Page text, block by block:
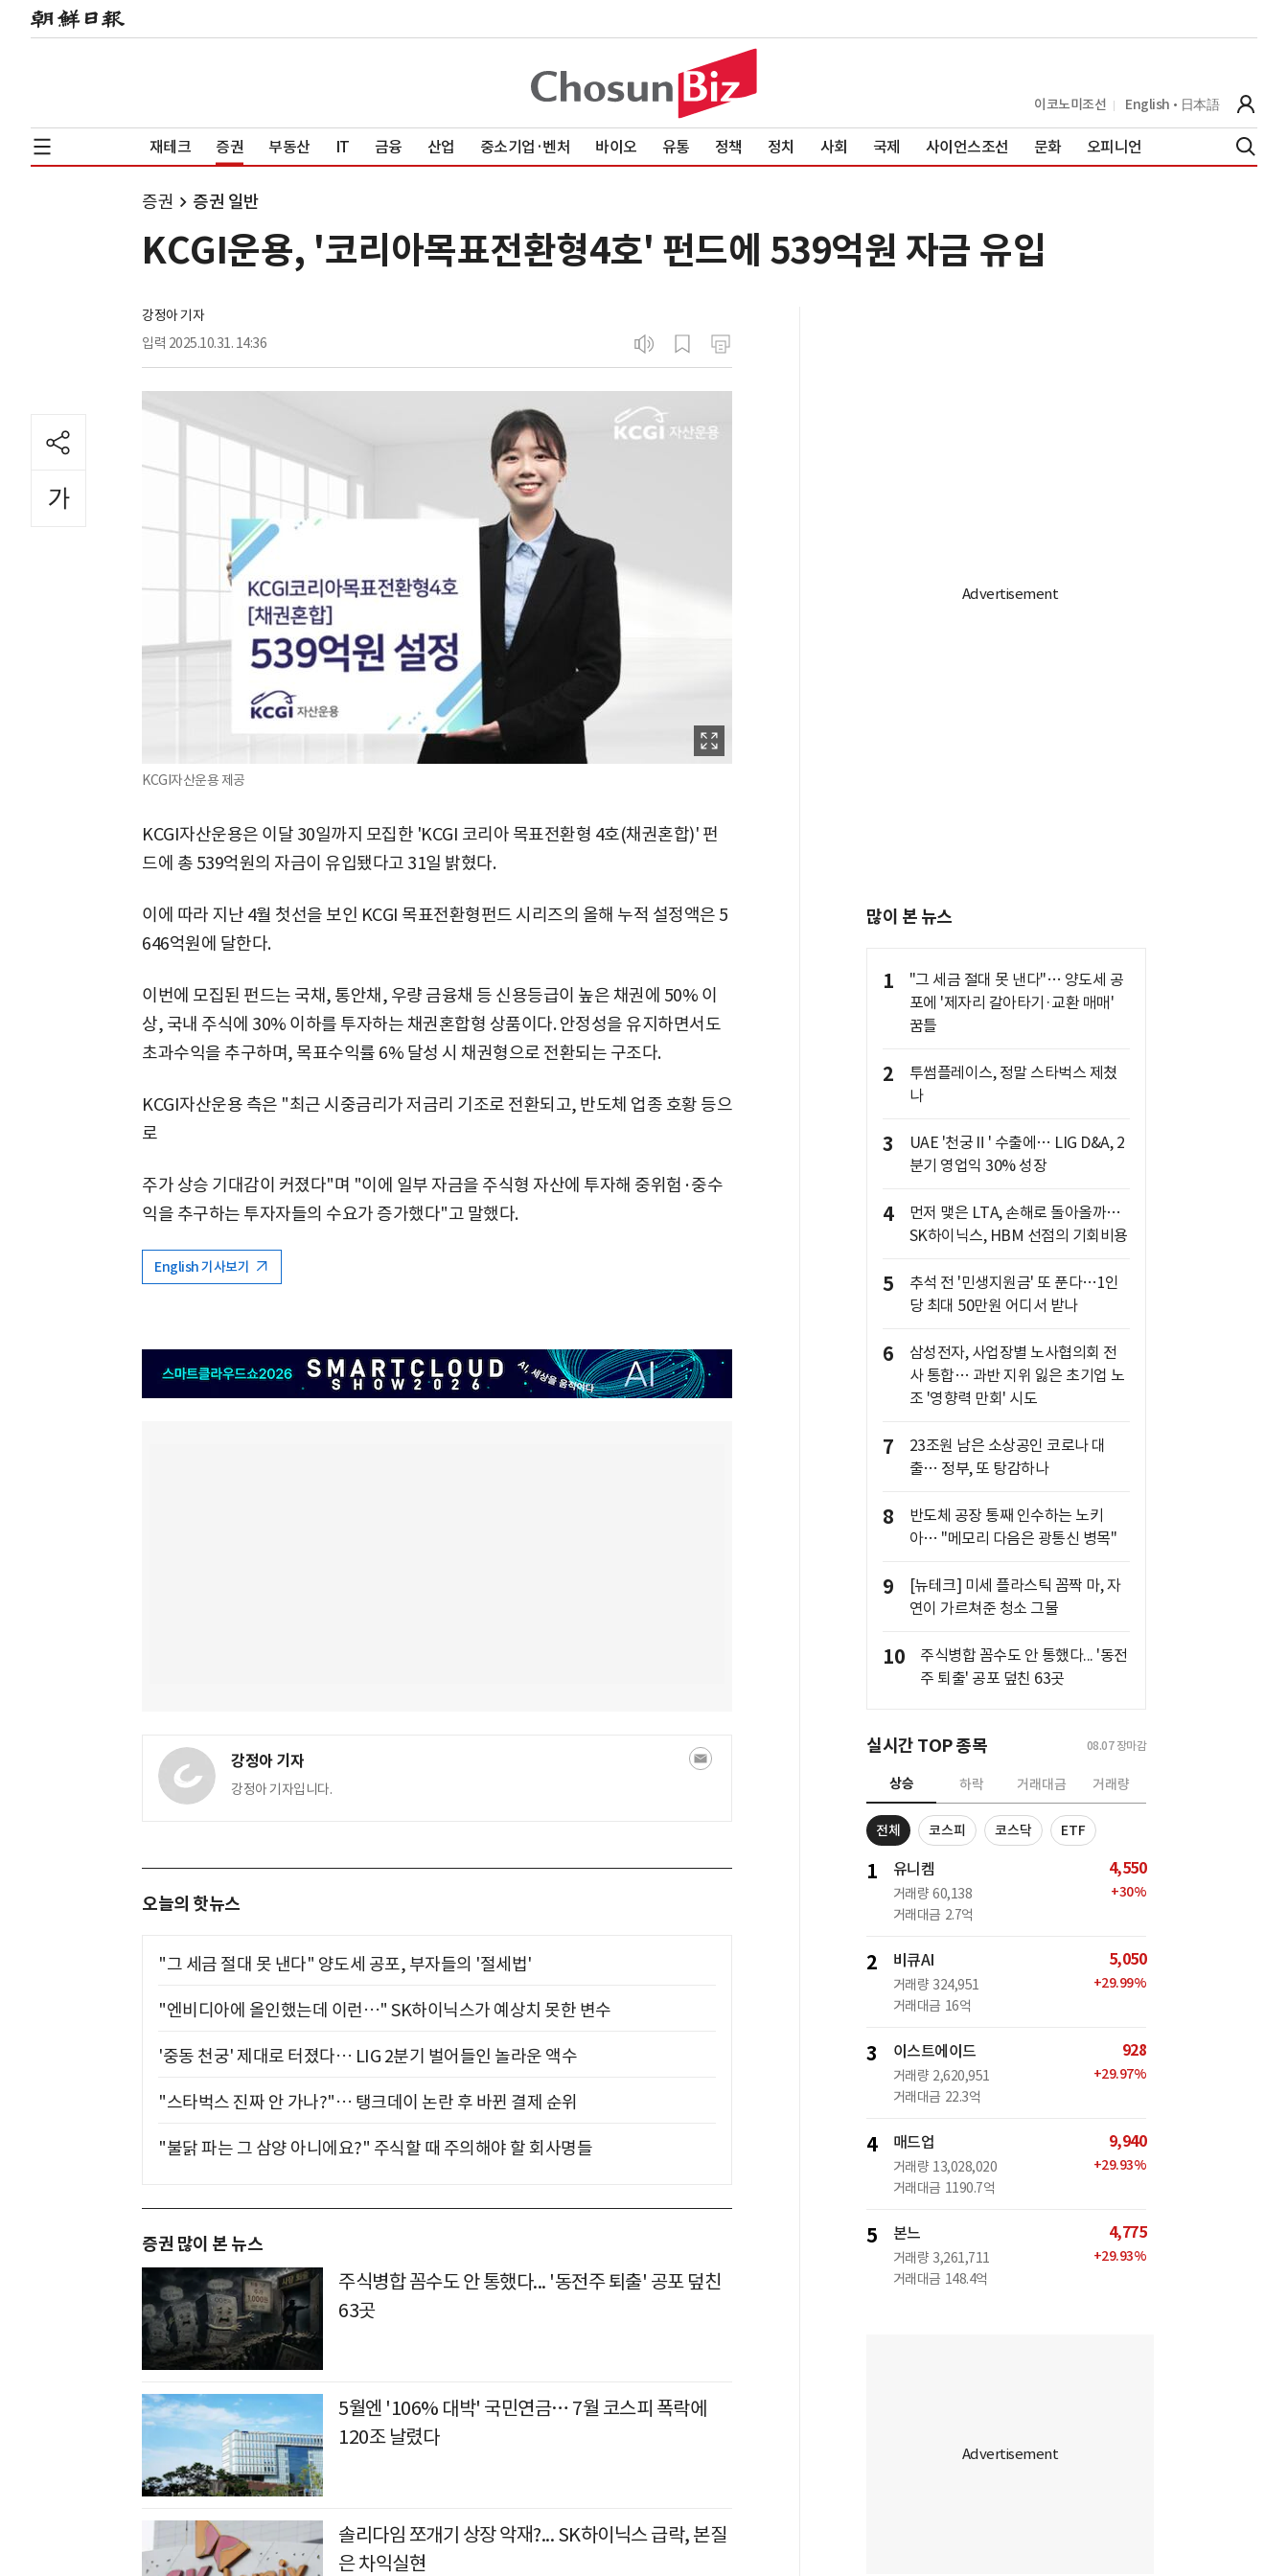
이코노미조선 English 日本語
재테크 증권 부동산 IT 금융 산업 중소기업·벤처 바이오 유통 정책 정치 사회 국제 사이언스조선 문화 오피니언
증권 증권 일반
KCGI운용, '코리아목표전환형4호' 펀드에 539억원 자금 유입
강정아 기자
입력 2025.10.31. 14:36
KCGI자산운용 제공
KCGI자산운용은 이달 30일까지 모집한 'KCGI 코리아 목표전환형 4호(채권혼합)' 펀
드에 총 539억원의 자금이 유입됐다고 31일 밝혔다.
이에 따라 지난 4월 첫선을 보인 KCGI 목표전환형펀드 시리즈의 올해 누적 설정액은 5
646억원에 달한다.
이번에 모집된 펀드는 국채, 통안채, 우량 금융채 등 신용등급이 높은 채권에 50% 이
상, 국내 주식에 30% 이하를 투자하는 채권혼합형 상품이다. 안정성을 유지하면서도
초과수익을 추구하며, 목표수익률 6% 달성 시 채권형으로 전환되는 구조다.
KCGI자산운용 측은 "최근 시중금리가 저금리 기조로 전환되고, 반도체 업종 호황 등으
로
주가 상승 기대감이 커졌다"며 "이에 일부 자금을 주식형 자산에 투자해 중위험·중수
익을 추구하는 투자자들의 수요가 증가했다"고 말했다.
English 기사보기
강정아 기자
강정아 기자입니다.
오늘의 핫뉴스
"그 세금 절대 못 낸다" 양도세 공포, 부자들의 '절세법'
"엔비디아에 올인했는데 이런…" SK하이닉스가 예상치 못한 변수
'중동 천궁' 제대로 터졌다… LIG 2분기 벌어들인 놀라운 액수
"스타벅스 진짜 안 가나?"… 탱크데이 논란 후 바뀐 결제 순위
"불닭 파는 그 삼양 아니에요?" 주식할 때 주의해야 할 회사명들
증권 많이 본 뉴스
주식병합 꼼수도 안 통했다... '동전주 퇴출' 공포 덮친
63곳
5월엔 '106% 대박' 국민연금… 7월 코스피 폭락에
120조 날렸다
솔리다임 쪼개기 상장 악재?... SK하이닉스 급락, 본질
은 차익실현
많이 본 뉴스
1
"그 세금 절대 못 낸다"… 양도세 공
포에 '제자리 갈아타기·교환 매매'
꿈틀
2
투썸플레이스, 정말 스타벅스 제쳤
나
3
UAE '천궁Ⅱ' 수출에… LIG D&A, 2
분기 영업익 30% 성장
4
먼저 맺은 LTA, 손해로 돌아올까…
SK하이닉스, HBM 선점의 기회비용
5
추석 전 '민생지원금' 또 푼다…1인
당 최대 50만원 어디서 받나
6
삼성전자, 사업장별 노사협의회 전
사 통합… 과반 지위 잃은 초기업 노
조 '영향력 만회' 시도
7
23조원 남은 소상공인 코로나 대
출… 정부, 또 탕감하나
8
반도체 공장 통째 인수하는 노키
아… "메모리 다음은 광통신 병목"
9
[뉴테크] 미세 플라스틱 꼼짝 마, 자
연이 가르쳐준 청소 그물
10
주식병합 꼼수도 안 통했다... '동전
주 퇴출' 공포 덮친 63곳
실시간 TOP 종목 08.07 장마감
상승 하락 거래대금 거래량
전체 코스피 코스닥 ETF
1 유니켐
거래량 60,138
거래대금 2.7억
4,550
+30%
2 비큐AI
거래량 324,951
거래대금 16억
5,050
+29.99%
3 이스트에이드
거래량 2,620,951
거래대금 22.3억
928
+29.97%
4 매드업
거래량 13,028,020
거래대금 1190.7억
9,940
+29.93%
5 본느
거래량 3,261,711
거래대금 148.4억
4,775
+29.93%